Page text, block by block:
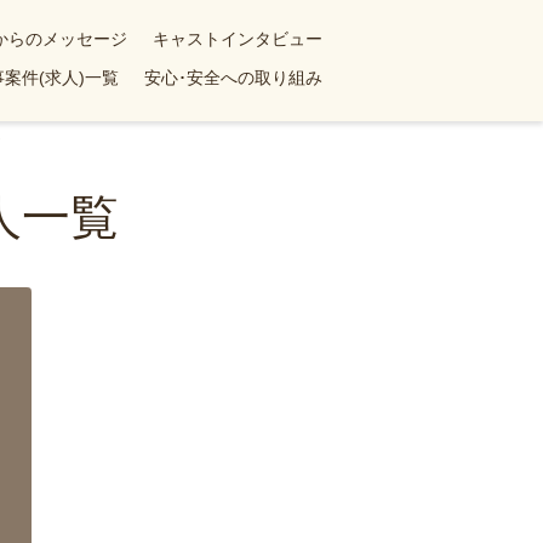
らのメッセージ
キャストインタビュー
案件(求人)一覧 安心･安全への取り組み
一覧